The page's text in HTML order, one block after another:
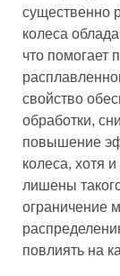
существенно
колеса
что помогает
свойство
обработки,
повышение
колеса, хотя
лишены
ограничение
повлиять на